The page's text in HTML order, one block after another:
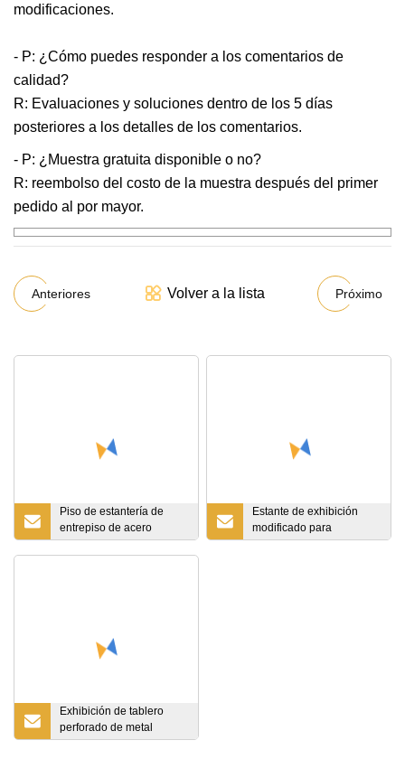
modificaciones.
- P: ¿Cómo puedes responder a los comentarios de
calidad?
R: Evaluaciones y soluciones dentro de los 5 días
posteriores a los detalles de los comentarios.
- P: ¿Muestra gratuita disponible o no?
R: reembolso del costo de la muestra después del primer
pedido al por mayor.
Anteriores Volver a la lista Próximo
Piso de estantería de
entrepiso de acero
resistente
Estante de exhibición
modificado para
requisitos particulares de
Exhibición de tablero
perforado de metal
Organizador de